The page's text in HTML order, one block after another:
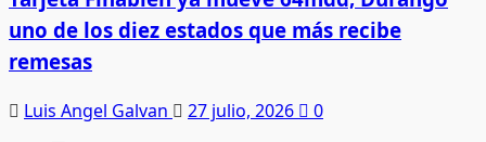
uno de los diez estados que más recibe
remesas
Luis Angel Galvan 27 julio, 2026 0